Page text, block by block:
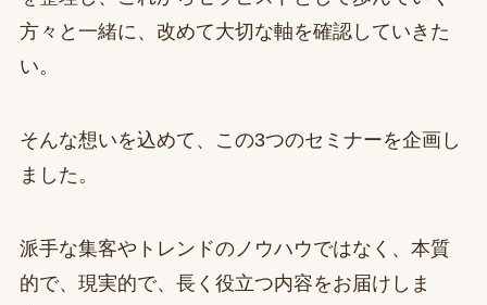
方々と一緒に、改めて大切な軸を確認していきた
い。
そんな想いを込めて、この3つのセミナーを企画し
ました。
派手な集客やトレンドのノウハウではなく、本質
的で、現実的で、長く役立つ内容をお届けしま